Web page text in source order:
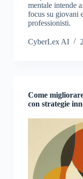
mentale intende
focus su giovani
professionisti.
CyberLex AI
Come
con strategie